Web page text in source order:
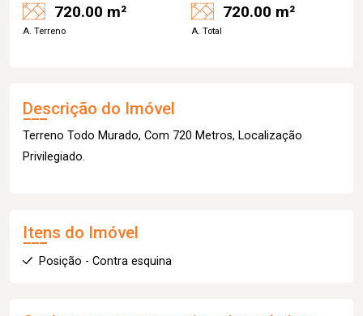
720.00 m²
A. Terreno
720.00 m²
A. Total
Descrição do Imóvel
Terreno Todo Murado, Com 720 Metros, Localização
Privilegiado.
Itens do Imóvel
Posição - Contra esquina